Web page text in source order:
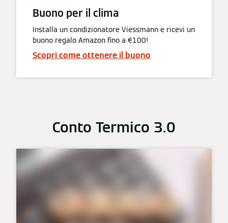
Buono per il clima
Installa un condizionatore Viessmann e ricevi un
buono regalo Amazon fino a €100!
Scopri come ottenere il buono
Conto Termico 3.0